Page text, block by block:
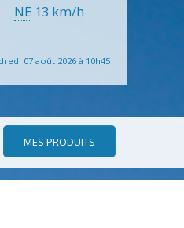
NE 13 km/h
07 août 2026 à 10h45
MES PRODUITS